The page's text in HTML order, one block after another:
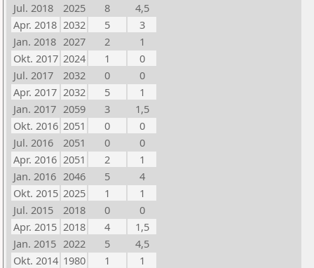
Jul. 2018
2025 8
4,5
Apr. 2018 2032 5
3
Jan. 2018 2027 2
1
Okt. 2017 2024 1
0
Jul. 2017
2032 0
0
Apr. 2017 2032 5
1
Jan. 2017 2059 3
1,5
Okt. 2016 2051 0
0
Jul. 2016
2051 0
0
Apr. 2016 2051 2
1
Jan. 2016 2046 5
4
Okt. 2015 2025 1
1
Jul. 2015
2018 0
0
Apr. 2015 2018 4
1,5
Jan. 2015 2022 5
4,5
Okt. 2014 1980 1
1